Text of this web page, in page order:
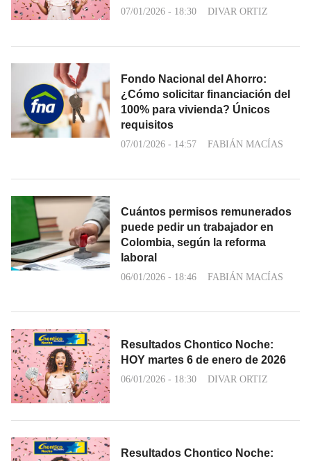
07/01/2026 - 18:30 DIVAR ORTIZ
Fondo Nacional del Ahorro:
¿Cómo solicitar financiación del
100% para vivienda? Únicos
requisitos
07/01/2026 - 14:57 FABIÁN MACÍAS
Cuántos permisos remunerados
puede pedir un trabajador en
Colombia, según la reforma
laboral
06/01/2026 - 18:46 FABIÁN MACÍAS
Resultados Chontico Noche:
HOY martes 6 de enero de 2026
06/01/2026 - 18:30 DIVAR ORTIZ
Resultados Chontico Noche: